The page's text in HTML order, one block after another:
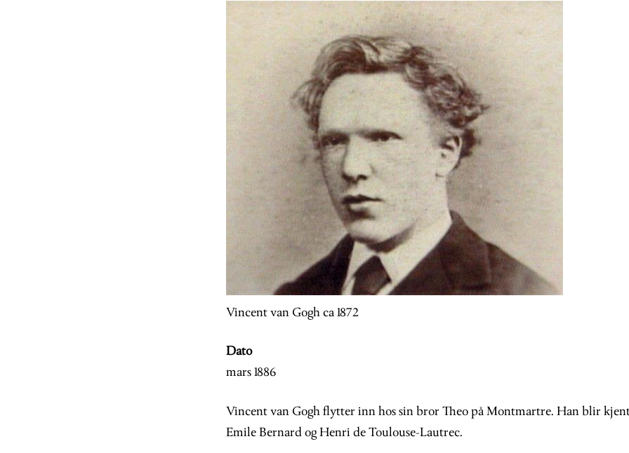
Vincent van Gogh ca 1872
Dato
mars 1886
Vincent van Gogh flytter inn hos sin bror Theo på Montmartre. Han blir
Emile Bernard og Henri de Toulouse-Lautrec.